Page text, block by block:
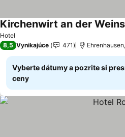
Hotel
Kirchenwirt an der
8,5 Vynikajúce 471
Vyberte dátumy a pozrite si
ceny